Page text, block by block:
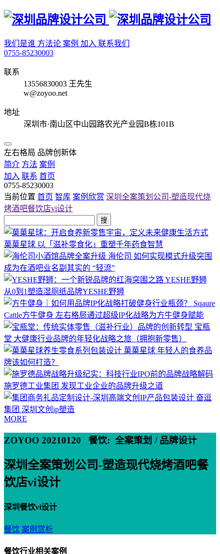
我们是谁 方法论 案例 加入 联系我们
0755-85230003
联系
13556830003 王先生
w@zoyoo.net
地址
深圳市·南山区中山园路农光产业园B栋101B
左右格局 品牌创新体
简介 方法 案例
加入 联系 首页
0755-85230003
当前位置 首页 智库 案例欣赏 深圳全案策划公司-塑造现代烧
烤酒吧餐饮店vi设计
搜
菓菓星球 以「滋补零食化」重塑千年药食智慧
海伦司 如何实现模式升级突围
成为在酒吧业名副其实的 “轻流”
YESHE野狮
从0到1塑造湿厕纸品牌YESHE野狮
Sqaure
Cattle方牛健身 左右格局通过超级IP化战略为方牛健身赋能
宝瓶
堂 大健康行业品牌的年轻化战略之旅（拥抱新零售）
菓菓星球 年轻人的食养品
牌该如何打造？
施罗德工业集团 发现工业企业的品牌升级之道
奋逗
集团 深圳文创ip塑造
MORE
ZOYOO 20210120 餐饮: 全案策划 / 品牌设计
深圳全案策划公司-塑造现代烧烤酒吧餐
饮店vi设计
深圳餐饮vi设计
餐饮 案例赏析
餐饮行业相关案例